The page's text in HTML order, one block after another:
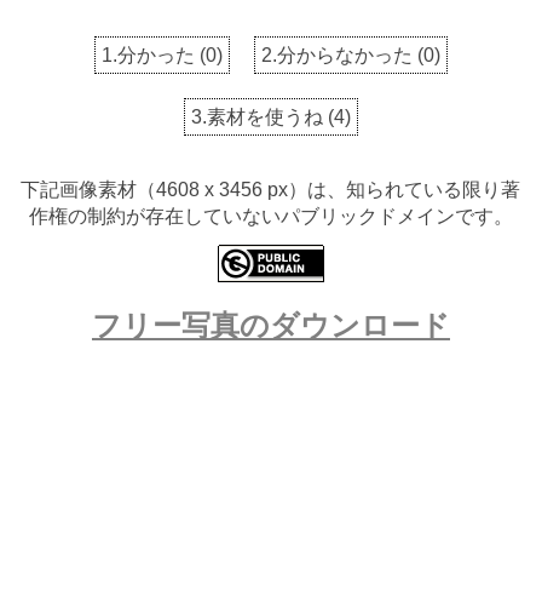
1.分かった (0) 2.分からなかった (0)
3.素材を使うね (4)
下記画像素材（4608 x 3456 px）は、知られている限り著
作権の制約が存在していないパブリックドメインです。
フリー写真のダウンロード